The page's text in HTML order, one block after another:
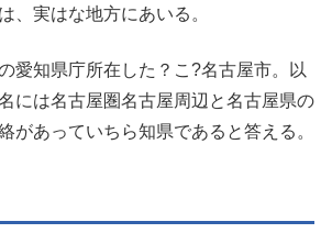
、実はな地方にあいる。
愛知県庁所在した？こ?名古屋市。以
には名古屋圏名古屋周辺と名古屋県の
があっていちら知県であると答える。